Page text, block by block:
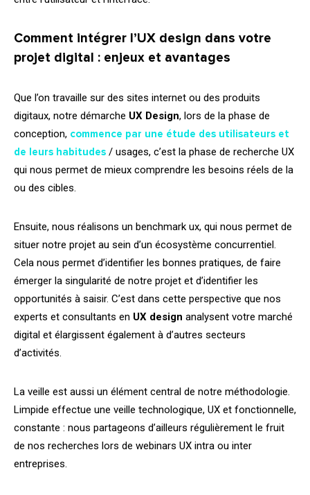
Comment intégrer l’UX design dans votre
projet digital : enjeux et avantages
Que l’on travaille sur des sites internet ou des produits
digitaux, notre démarche UX Design, lors de la phase de
conception, commence par une étude des utilisateurs et
de leurs habitudes / usages, c’est la phase de recherche UX
qui nous permet de mieux comprendre les besoins réels de la
ou des cibles.
Ensuite, nous réalisons un benchmark ux, qui nous permet de
situer notre projet au sein d’un écosystème concurrentiel.
Cela nous permet d’identifier les bonnes pratiques, de faire
émerger la singularité de notre projet et d’identifier les
opportunités à saisir. C’est dans cette perspective que nos
experts et consultants en UX design analysent votre marché
digital et élargissent également à d’autres secteurs
d’activités.
La veille est aussi un élément central de notre méthodologie.
Limpide effectue une veille technologique, UX et fonctionnelle,
constante : nous partageons d’ailleurs régulièrement le fruit
de nos recherches lors de webinars UX intra ou inter
entreprises.